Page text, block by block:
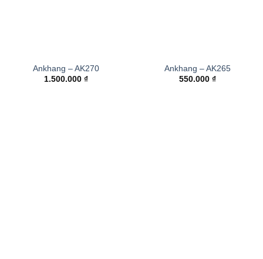
Ankhang – AK270
1.500.000 ₫
Ankhang – AK265
550.000 ₫